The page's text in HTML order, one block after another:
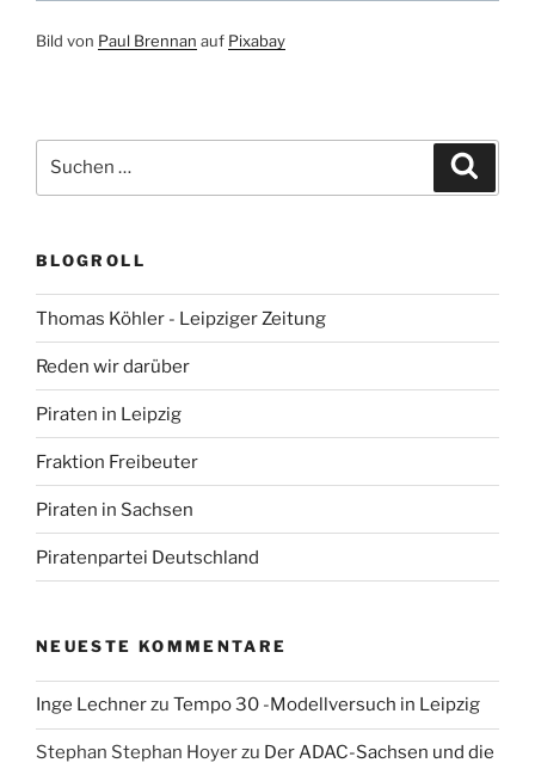
Bild von Paul Brennan auf Pixabay
nach:
BLOGROLL
Thomas Köhler - Leipziger Zeitung
Reden wir darüber
Piraten in Leipzig
Fraktion Freibeuter
Piraten in Sachsen
Piratenpartei Deutschland
NEUESTE KOMMENTARE
Inge Lechnerzu Tempo 30 -Modellversuch in Leipzig
Stephan Stephan Hoyerzu Der ADAC-Sachsen und die